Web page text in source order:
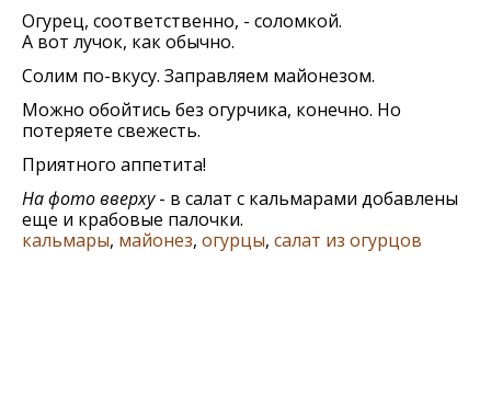
Огурец, соответственно, - соломкой.
А вот лучок, как обычно.
Солим по-вкусу. Заправляем майонезом.
Можно обойтись без огурчика, конечно. Но
потеряете свежесть.
Приятного аппетита!
На фото вверху- в салат с кальмарами добавлены
еще и крабовые палочки.
кальмары, майонез, огурцы, салат из огурцов